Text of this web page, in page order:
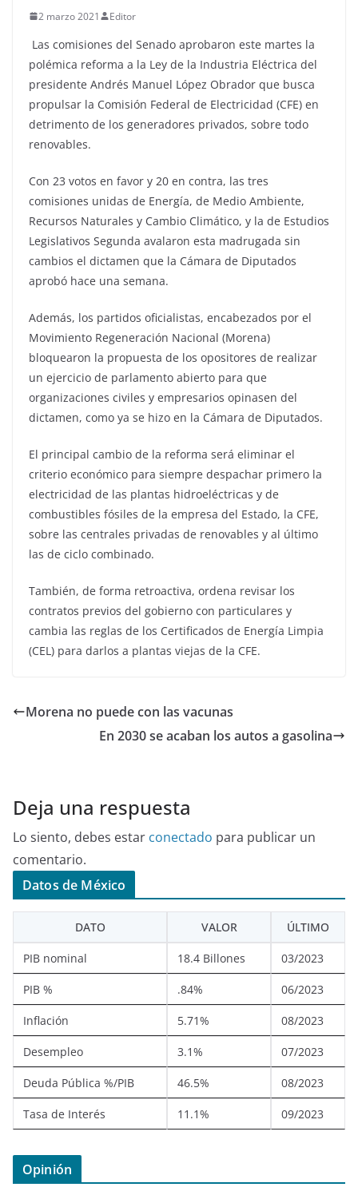
2 marzo 2021 Editor
Las comisiones del Senado aprobaron este martes la
polémica reforma a la Ley de la Industria Eléctrica del
presidente Andrés Manuel López Obrador que busca
propulsar la Comisión Federal de Electricidad (CFE) en
detrimento de los generadores privados, sobre todo
renovables.
Con 23 votos en favor y 20 en contra, las tres
comisiones unidas de Energía, de Medio Ambiente,
Recursos Naturales y Cambio Climático, y la de Estudios
Legislativos Segunda avalaron esta madrugada sin
cambios el dictamen que la Cámara de Diputados
aprobó hace una semana.
Además, los partidos oficialistas, encabezados por el
Movimiento Regeneración Nacional (Morena)
bloquearon la propuesta de los opositores de realizar
un ejercicio de parlamento abierto para que
organizaciones civiles y empresarios opinasen del
dictamen, como ya se hizo en la Cámara de Diputados.
El principal cambio de la reforma será eliminar el
criterio económico para siempre despachar primero la
electricidad de las plantas hidroeléctricas y de
combustibles fósiles de la empresa del Estado, la CFE,
sobre las centrales privadas de renovables y al último
las de ciclo combinado.
También, de forma retroactiva, ordena revisar los
contratos previos del gobierno con particulares y
cambia las reglas de los Certificados de Energía Limpia
(CEL) para darlos a plantas viejas de la CFE.
Morena no puede con las vacunas
En 2030 se acaban los autos a gasolina
Deja una respuesta
Lo siento, debes estar conectado para publicar un
comentario.
Datos de México
DATO VALOR ÚLTIMO
PIB nominal 18.4 Billones 03/2023
PIB % .84% 06/2023
Inflación 5.71% 08/2023
Desempleo 3.1% 07/2023
Deuda Pública %/PIB 46.5% 08/2023
Tasa de Interés 11.1% 09/2023
Opinión